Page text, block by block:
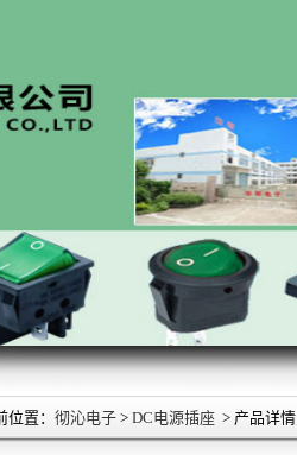
位置： 彻沁电子 > DC电源插座 > 产品详情